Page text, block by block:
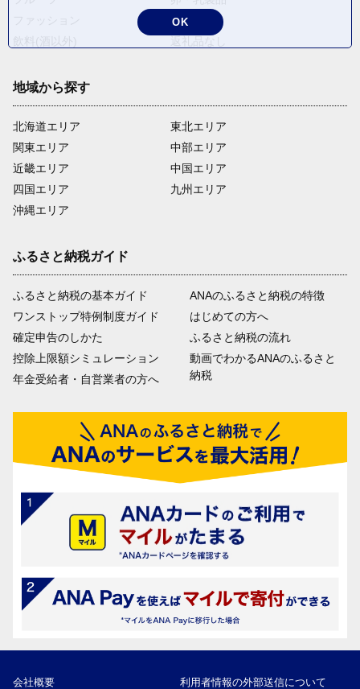
米・穀物
地域から探す
北海道エリア
関東エリア
近畿エリア
四国エリア
沖縄エリア
東北エリア
中部エリア
中国エリア
九州エリア
ふるさと納税ガイド
ふるさと納税の基本ガイド
ワンストップ特例制度ガイド
確定申告のしかた
控除上限額シミュレーション
年金受給者・自営業者の方へ
ANAのふるさと納税の特徴
はじめての方へ
ふるさと納税の流れ
動画でわかるANAのふるさと
納税
会社概要 利用者情報の外部送信について
OK